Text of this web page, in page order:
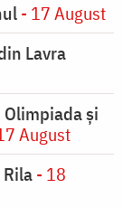
- 17 August
Lavra
și
August
- 18